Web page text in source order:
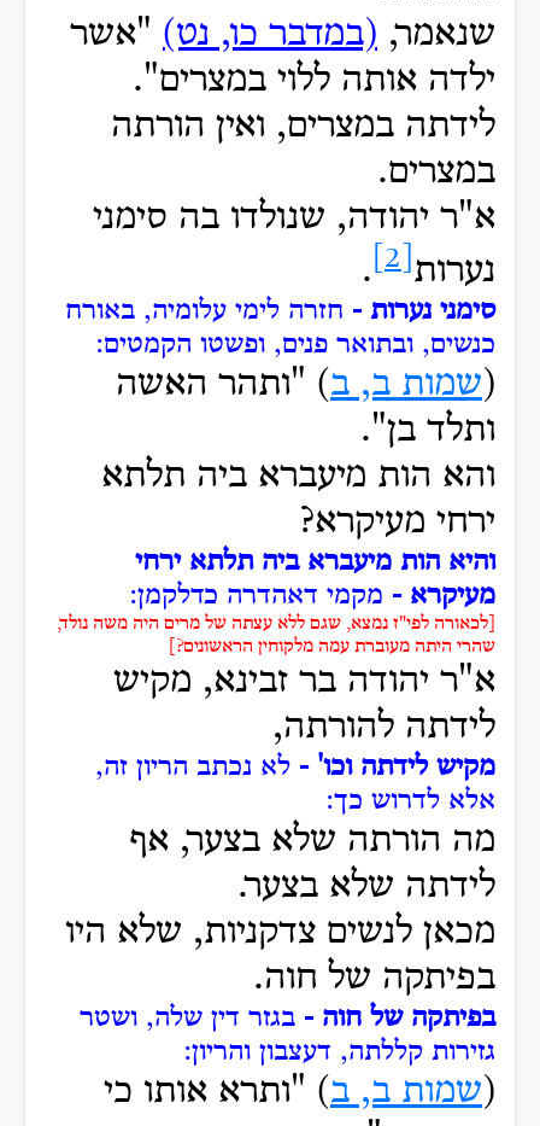
שנאמר, (במדבר כו, נט) "אשר
ילדה אותה ללוי במצרים".
לידתה במצרים, ואין הורתה
במצרים.
א"ר יהודה, שנולדו בה סימני
נערות
.
סימני נערות - חזרה לימי עלומיה, באורח
כנשים, ובתואר פנים, ופשטו הקמטים:
(שמות ב, ב) "ותהר האשה
ותלד בן".
והא הות מיעברא ביה תלתא
ירחי מעיקרא?
והיא הות מיעברא ביה תלתא ירחי
מעיקרא - מקמי דאהדרה כדלקמן:
[לכאורה לפי"ז נמצא, שגם ללא עצתה של מרים היה משה נולד,
שהרי היתה מעוברת עמה מלקוחין הראשונים?]
א"ר יהודה בר זבינא, מקיש
לידתה להורתה,
מקיש לידתה וכו' - לא נכתב הריון זה,
אלא לדרוש כך:
מה הורתה שלא בצער, אף
לידתה שלא בצער.
מכאן לנשים צדקניות, שלא היו
בפיתקה של חוה.
בפיתקה של חוה - בגזר דין שלה, ושטר
גזירות קללתה, דעצבון והריון:
(שמות ב, ב) "ותרא אותו כי